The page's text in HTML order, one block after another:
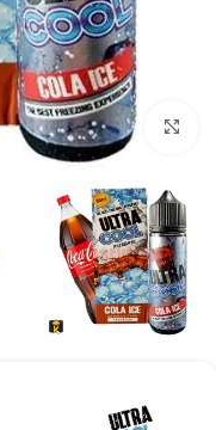
بزرگنمایی تصویر